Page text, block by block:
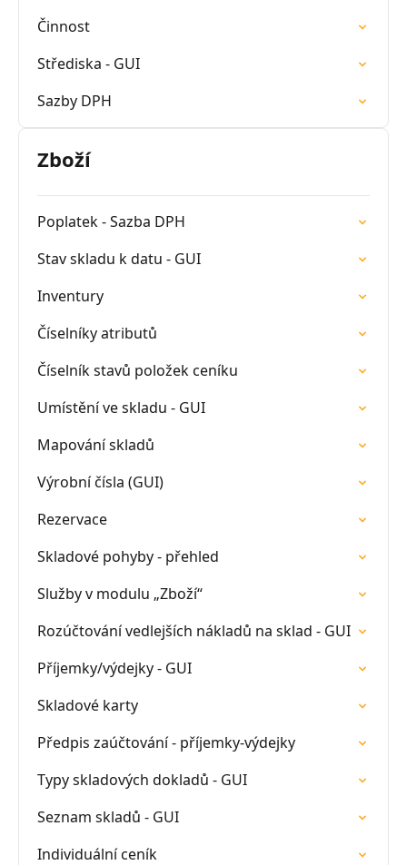
Činnost
Střediska - GUI
Sazby DPH
Zboží
Poplatek - Sazba DPH
Stav skladu k datu - GUI
Inventury
Číselníky atributů
Číselník stavů položek ceníku
Umístění ve skladu - GUI
Mapování skladů
Výrobní čísla (GUI)
Rezervace
Skladové pohyby - přehled
Služby v modulu „Zboží“
Rozúčtování vedlejších nákladů na sklad - GUI
Příjemky/výdejky - GUI
Skladové karty
Předpis zaúčtování - příjemky-výdejky
Typy skladových dokladů - GUI
Seznam skladů - GUI
Individuální ceník